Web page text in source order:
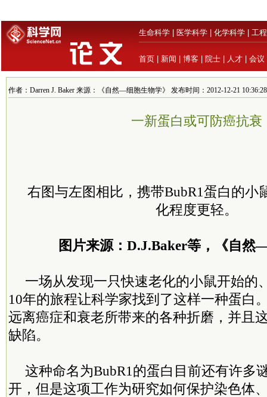
生命科学 医学科学 化学科学 工
首页 新闻 博客 院士 人才 会议
作者：Darren J. Baker 来源：《自然—细胞生物学》 发布时间：2012-12-21 10:36:28
一新蛋白或可防癌抗衰
右图与左图相比，携带BubR1蛋白的小
化程度更轻。
图片来源：D.J.Baker等，《自然
一场从发现一只快速老化的小鼠开始的
10年的旅程让科学家找到了这样一种蛋白
远离癌症和衰老所带来的各种折磨，并且
缺陷。
这种命名为BubR1的蛋白目前还有许多
开，但是这项工作为研究如何保护染色体